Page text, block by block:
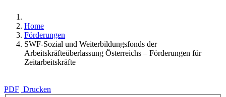
Home
Förderungen
SWF-Sozial und Weiterbildungsfonds der
Arbeitskräfteüberlassung Österreichs – Förderungen für
Zeitarbeitskräfte
PDF Drucken